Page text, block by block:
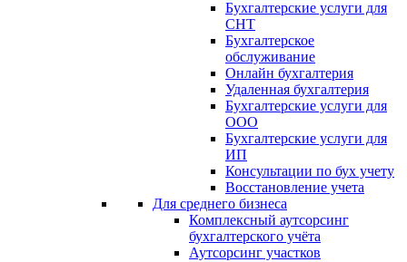
Бухгалтерские услуги для
СНТ
Бухгалтерское
обслуживание
Онлайн бухгалтерия
Удаленная бухгалтерия
Бухгалтерские услуги для
ООО
Бухгалтерские услуги для
ИП
Консультации по бух учету
Восстановление учета
Для среднего бизнеса
Комплексный аутсорсинг
бухгалтерского учёта
Аутсорсинг участков